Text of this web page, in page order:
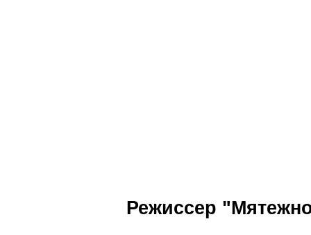
Режиссер